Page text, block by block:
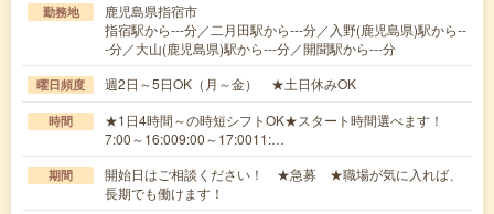
勤務地
鹿児島県指宿市
指宿駅から---分／二月田駅から---分／入野(鹿児島県)駅から--
-分／大山(鹿児島県)駅から---分／開聞駅から---分
曜日頻度 週2日～5日OK（月～金） ★土日休みOK
時間
★1日4時間～の時短シフトOK★スタート時間選べます！
7:00～16:009:00～17:0011:…
期間
開始日はご相談ください！ ★急募 ★職場が気に入れば、
長期でも働けます！